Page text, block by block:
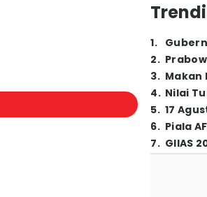
1.
2.
3. Makan
4. Nilai
5. 17
6. Piala
7. GIIAS